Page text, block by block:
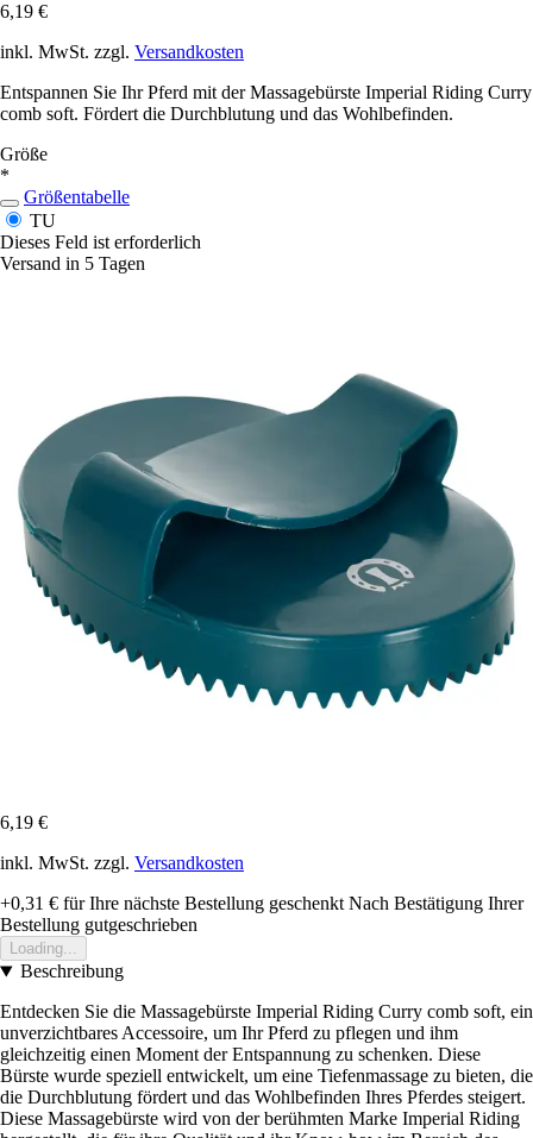
6,19 €
inkl. MwSt. zzgl. Versandkosten
Entspannen Sie Ihr Pferd mit der Massagebürste Imperial Riding Curry
comb soft. Fördert die Durchblutung und das Wohlbefinden.
Größe
*
Größentabelle
TU
Dieses Feld ist erforderlich
Versand in 5 Tagen
6,19 €
inkl. MwSt. zzgl. Versandkosten
+0,31 € für Ihre nächste Bestellung geschenkt Nach Bestätigung Ihrer
Bestellung gutgeschrieben
Loading...
Beschreibung
Entdecken Sie die Massagebürste Imperial Riding Curry comb soft, ein
unverzichtbares Accessoire, um Ihr Pferd zu pflegen und ihm
gleichzeitig einen Moment der Entspannung zu schenken. Diese
Bürste wurde speziell entwickelt, um eine Tiefenmassage zu bieten, die
die Durchblutung fördert und das Wohlbefinden Ihres Pferdes steigert.
Diese Massagebürste wird von der berühmten Marke Imperial Riding